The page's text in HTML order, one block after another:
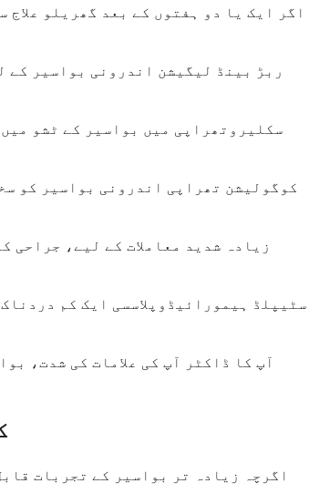
اگر ایک یا دو ہفتوں کے بعد گھریلو
ربڑ بینڈ لیگیشن اندرونی بواسیر کے
سکلیروتھراپی میں بواسیر کے ٹشو
کوگولیشن تھراپی اندرونی بواسیر کو
زیادہ شدید معاملات کے لیے،
سٹیپلڈ ہیمورائیڈوپلاسسی ایک کم
آپ کا ڈاکٹر آپ کی علامات کی شدت،
اگرچہ زیادہ تر بواسیر کے تجربات